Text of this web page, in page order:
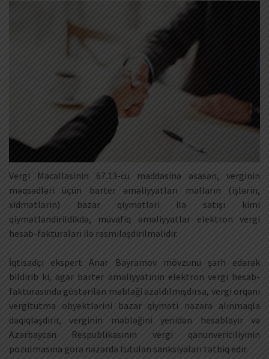
Vergi Məcəlləsinin 67.13-cü maddəsinə əsasən, verginin
məqsədləri üçün barter əməliyyatları malların (işlərin,
xidmətlərin) bazar qiymətləri ilə satışı kimi
qiymətləndirildikdə, müvafiq əməliyyatlar elektron vergi
hesab-fakturaları ilə rəsmiləşdirilməlidir.
İqtisadçı ekspert Anar Bayramov mövzunu şərh edərək
bildirib ki, əgər barter əməliyyatının elektron vergi hesab-
fakturasında göstərilən məbləği azaldılmışdırsa, vergi orqanı
vergitutma obyektlərini bazar qiyməti nəzərə alınmaqla
dəqiqləşdirir, verginin məbləğini yenidən hesablayır və
Azərbaycan Respublikasının vergi qanunvericiliyinin
pozulmasına görə nəzərdə tutulan sanksiyaları tətbiq edir.